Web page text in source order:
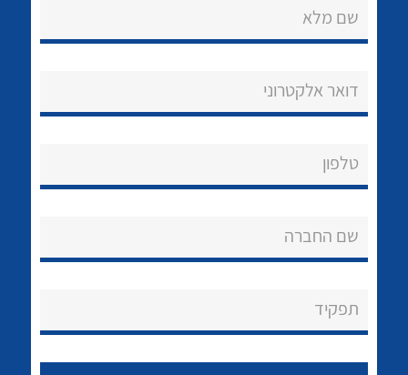
הצוות שלנו
שירותי תמיכה
שם מלא
דואר אלקטרוני
טלפון
שם החברה
תפקיד